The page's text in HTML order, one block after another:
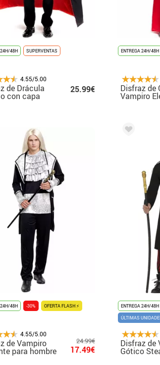
24H/48H SUPERVENTAS
4.55/5.00
de Drácula
con capa
para hombre
25.99€
ENTREGA 24H/48H
Disfraz de
Vampiro
para
24H/48H -30% OFERTA FLASH ⚡
4.55/5.00
de Vampiro
para hombre
24.99€
17.49€
ENTREGA 24H/48H
ÚLTIMAS
Disfraz de
Gótico